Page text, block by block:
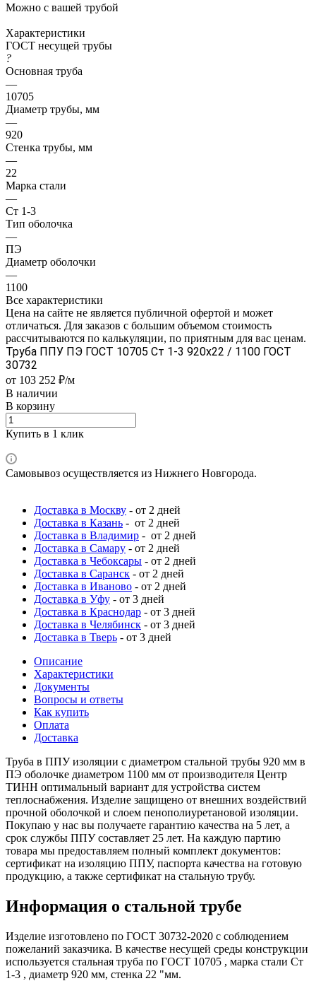
Можно с вашей трубой
Характеристики
ГОСТ несущей трубы
?
Основная труба
—
10705
Диаметр трубы, мм
—
920
Стенка трубы, мм
—
22
Марка стали
—
Ст 1-3
Тип оболочка
—
ПЭ
Диаметр оболочки
—
1100
Все характеристики
Цена на сайте не является публичной офертой и может
отличаться. Для заказов с большим объемом стоимость
рассчитываются по калькуляции, по приятным для вас ценам.
Труба ППУ ПЭ ГОСТ 10705 Ст 1-3 920x22 / 1100 ГОСТ
30732
от 103 252 ₽/м
В наличии
В корзину
Купить в 1 клик
Самовывоз осуществляется из Нижнего Новгорода.
Доставка в Москву - от 2 дней
Доставка в Казань - от 2 дней
Доставка в Владимир - от 2 дней
Доставка в Самару - от 2 дней
Доставка в Чебоксары - от 2 дней
Доставка в Саранск - от 2 дней
Доставка в Иваново - от 2 дней
Доставка в Уфу - от 3 дней
Доставка в Краснодар - от 3 дней
Доставка в Челябинск - от 3 дней
Доставка в Тверь - от 3 дней
Описание
Характеристики
Документы
Вопросы и ответы
Как купить
Оплата
Доставка
Труба в ППУ изоляции с диаметром стальной трубы 920 мм в
ПЭ оболочке диаметром 1100 мм от производителя Центр
ТИНН оптимальный вариант для устройства систем
теплоснабжения. Изделие защищено от внешних воздействий
прочной оболочкой и слоем пенополиуретановой изоляции.
Покупаю у нас вы получаете гарантию качества на 5 лет, а
срок службы ППУ составляет 25 лет. На каждую партию
товара мы предоставляем полный комплект документов:
сертификат на изоляцию ППУ, паспорта качества на готовую
продукцию, а также сертификат на стальную трубу.
Информация о стальной трубе
Изделие изготовлено по ГОСТ 30732-2020 с соблюдением
пожеланий заказчика. В качестве несущей среды конструкции
используется стальная труба по ГОСТ 10705 , марка стали Ст
1-3 , диаметр 920 мм, стенка 22 "мм.